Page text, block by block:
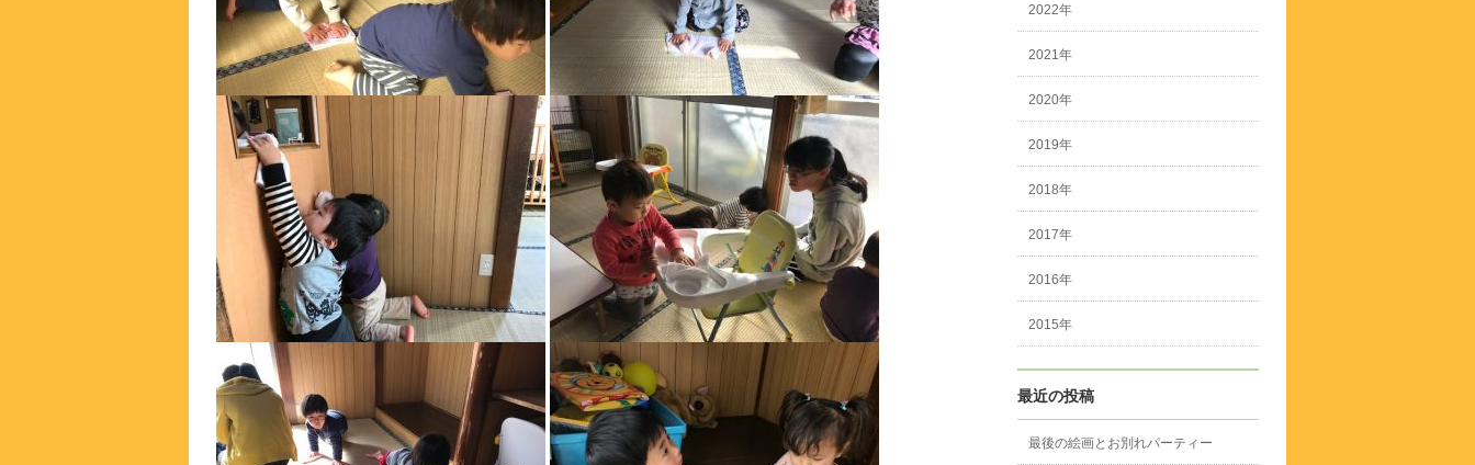
2022年
2021年
2020年
2019年
2018年
2017年
2016年
2015年
最近の投稿
最後の絵画とお別れパーティー